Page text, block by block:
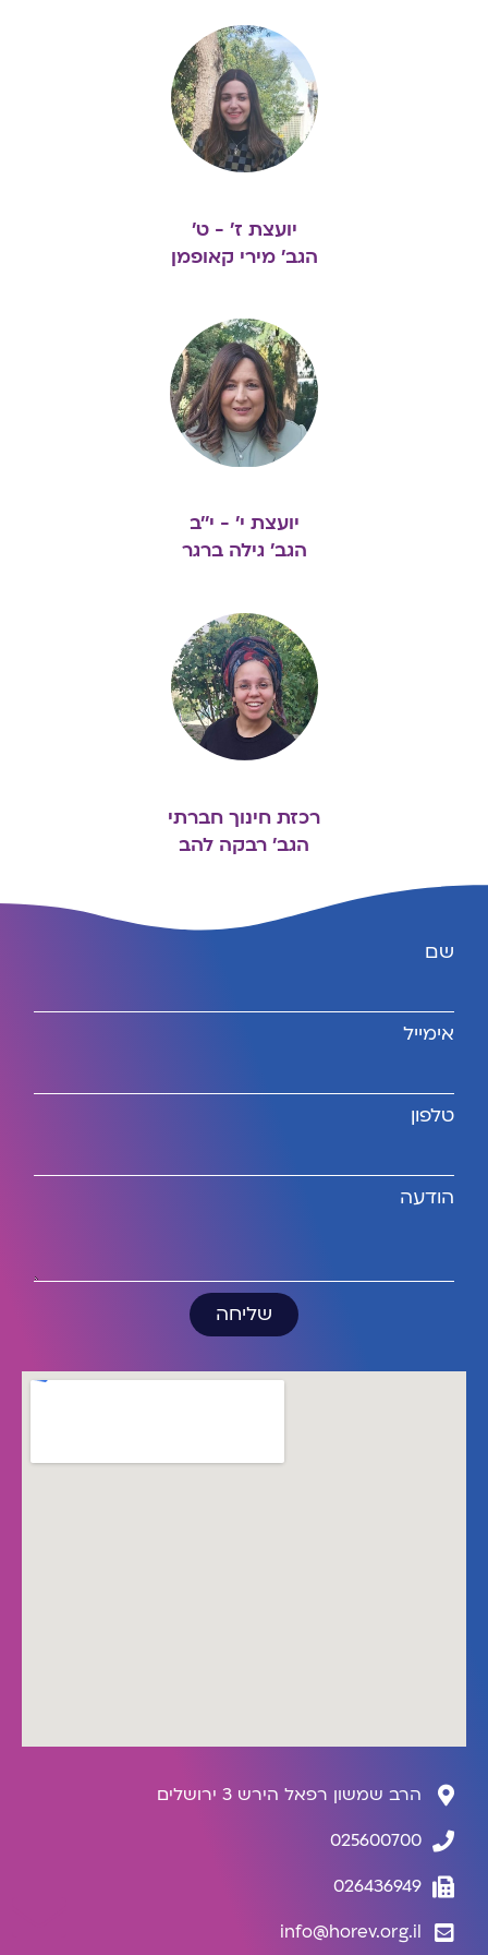
ואמנם שוב תשוב, ורוח ישראל סבא תקום לתחיה
מתוך ליבן של בנות ישראל כשרות"
אנו מקווים מייחלים כי בכל מקום אליו נגיע ובו נהיה,
נדע למלא את השליחות הגדולה הזו, כל אחד ואחת
מאתנו, לפי אורו המיוחד, לפי נשמתו המיוחדת ולפי
על הפסוק "ואהבת את ה' אלקיך", "שיהא שם שמים
מתאהב על ידך, שיהא קורא ושונה ומשמש תלמידי
הבריות אומרות עליו? אשרי אביו שלמדו תורה, אשרי
רבו שלמדו תורה, פלוני שלמד תורה ראו כמה נאים
דרכיו כמה מתוקנים מעשיו, עליו הכתוב אומר ויאמר לי
עבדי אתה ישראל אשר בך אתפאר".
יועצת ז' - ט'
הגב' מירי קאופמן
יועצת י' - י''ב
הגב' גילה ברגר
רכזת חינוך חברתי
הגב' רבקה להב
שם
אימייל
טלפון
הודעה
שליחה
הרב שמשון רפאל הירש 3 ירושלים
025600700
026436949
info@horev.org.il